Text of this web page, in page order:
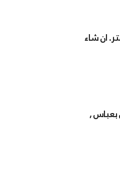
: قد يصل او يفوق بين 15-20 سم , و قد يتعدى 40 سم محليا بالمرتفعات +1000 متر. ان شاء
,